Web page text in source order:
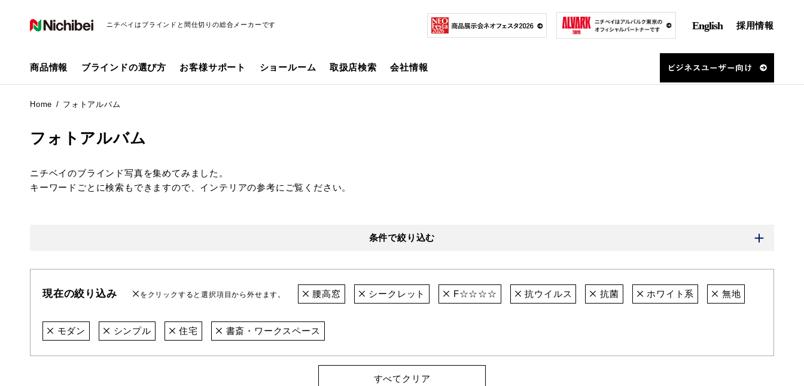
ニチベイはブラインドと間仕切りの総合メーカーです English 採用情報
商品情報 ブラインドの選び方 お客様サポート ショールーム 取扱店検索 会社情報
Home フォトアルバム
フォトアルバム
ニチベイのブラインド写真を集めてみました。
キーワードごとに検索もできますので、インテリアの参考にご覧ください。
条件で絞り込む
現在の絞り込み をクリックすると選択項目から外せます。 腰高窓 シークレット F☆☆☆☆ 抗ウイルス 抗菌 ホワイト系 無地
モダン シンプル 住宅 書斎・ワークスペース
すべてクリア